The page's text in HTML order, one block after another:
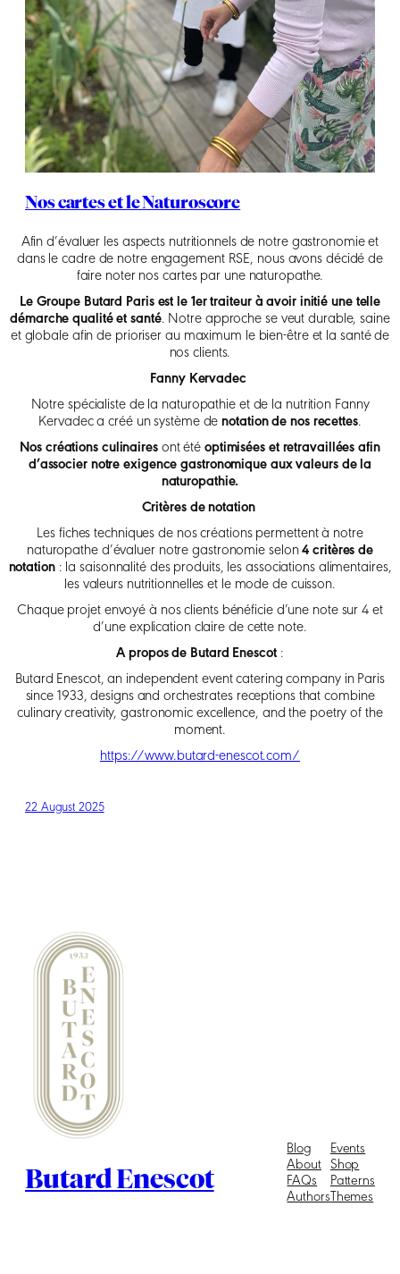
Nos cartes et le Naturoscore
Afin d’évaluer les aspects nutritionnels de notre gastronomie et
dans le cadre de notre engagement RSE, nous avons décidé de
faire noter nos cartes par une naturopathe.
Le Groupe Butard Paris est le 1er traiteur à avoir initié une telle
démarche qualité et santé. Notre approche se veut durable, saine
et globale afin de prioriser au maximum le bien-être et la santé de
nos clients.
Fanny Kervadec
Notre spécialiste de la naturopathie et de la nutrition Fanny
Kervadec a créé un système de notation de nos recettes.
Nos créations culinaires ont été optimisées et retravaillées afin
d’associer notre exigence gastronomique aux valeurs de la
naturopathie.
Critères de notation
Les fiches techniques de nos créations permettent à notre
naturopathe d’évaluer notre gastronomie selon4 critères de
notation: la saisonnalité des produits, les associations alimentaires,
les valeurs nutritionnelles et le mode de cuisson.
Chaque projet envoyé à nos clients bénéficie d’une note sur 4 et
d’une explication claire de cette note.
A propos de Butard Enescot :
Butard Enescot, an independent event catering company in Paris
since 1933, designs and orchestrates receptions that combine
culinary creativity, gastronomic excellence, and the poetry of the
moment.
https://www.butard-enescot.com/
22 August 2025
Butard Enescot
Blog
About
FAQs
Authors
Events
Shop
Patterns
Themes